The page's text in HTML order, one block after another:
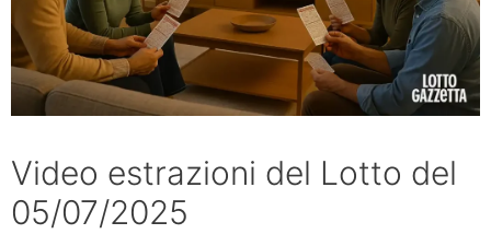
Video estrazioni del Lotto del
05/07/2025